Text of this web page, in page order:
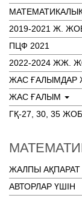
2019-2021 Ж.
ПЦФ 2021
2022-2024 ЖЖ.
ЖАС ҒАЛЫМДАР
ЖАС ҒАЛЫМ
ГҚ-27, 30, 35
ЖАЛПЫ АҚПАРАТ
АВТОРЛАР ҮШІН